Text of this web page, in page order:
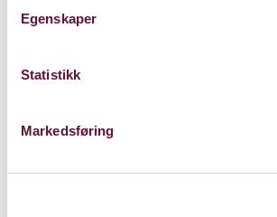
Egenskaper
Statistikk
Markedsføring
Kl. 19:00